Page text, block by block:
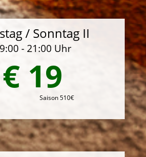
/ Sonntag II
- 21:00 Uhr
€ 19
Saison 510€